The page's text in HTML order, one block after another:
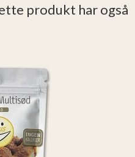
produkt har også